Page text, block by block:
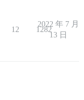
12 1282
2022 年 7 月
13 日